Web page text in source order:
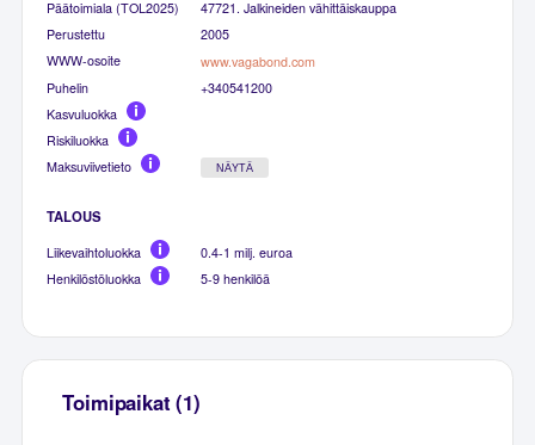
Päätoimiala (TOL2025)
47721. Jalkineiden vähittäiskauppa
Perustettu
2005
WWW-osoite
www.vagabond.com
Puhelin
+340541200
Kasvuluokka
Riskiluokka
Maksuviivetieto
NÄYTÄ
TALOUS
Liikevaihtoluokka
0.4-1 milj. euroa
Henkilöstöluokka
5-9 henkilöä
Toimipaikat (1)